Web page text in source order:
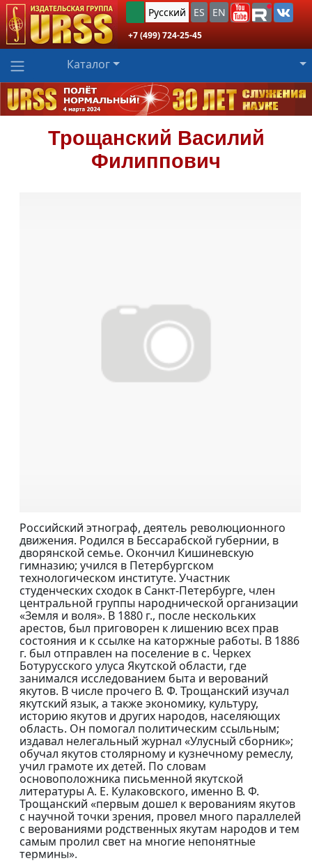
Русский ES EN
+7 (499) 724-25-45
Каталог
Трощанский Василий
Филиппович
Российский этнограф, деятель революционного
движения. Родился в Бессарабской губернии, в
дворянской семье. Окончил Кишиневскую
гимназию; учился в Петербургском
технологическом институте. Участник
студенческих сходок в Санкт-Петербурге, член
центральной группы народнической организации
«Земля и воля». В 1880 г., после нескольких
арестов, был приговорен к лишению всех прав
состояния и к ссылке на каторжные работы. В 1886
г. был отправлен на поселение в с. Черкех
Ботурусского улуса Якутской области, где
занимался исследованием быта и верований
якутов. В числе прочего В. Ф. Трощанский изучал
якутский язык, а также экономику, культуру,
историю якутов и других народов, населяющих
область. Он помогал политическим ссыльным;
издавал нелегальный журнал «Улусный сборник»;
обучал якутов столярному и кузнечному ремеслу,
учил грамоте их детей. По словам
основоположника письменной якутской
литературы А. Е. Кулаковского, именно В. Ф.
Трощанский «первым дошел к верованиям якутов
с научной точки зрения, провел много параллелей
с верованиями родственных якутам народов и тем
самым пролил свет на многие непонятные
термины».